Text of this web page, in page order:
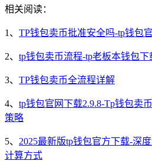
相关阅读：
1、 TP钱包卖币批准安全吗-tp钱包
2、 tp钱包卖币流程-tp老板本钱包下
3、 TP钱包卖币全流程详解
4、 tp钱包官网下载2.9.8-Tp钱包卖
策略
5、 2025最新版tp钱包官方下载-深
计算方式